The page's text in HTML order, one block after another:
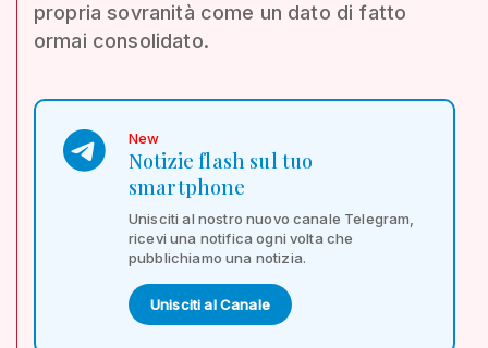
propria sovranità come un dato di fatto
ormai consolidato.
New
Notizie flash sul tuo
smartphone
Unisciti al nostro nuovo canale Telegram,
ricevi una notifica ogni volta che
pubblichiamo una notizia.
Unisciti al Canale